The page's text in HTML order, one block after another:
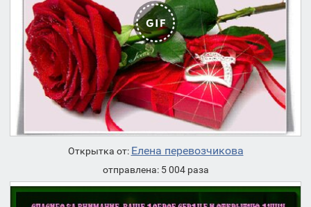
Открытка от: Елена перевозчикова
отправлена: 5 004 раза